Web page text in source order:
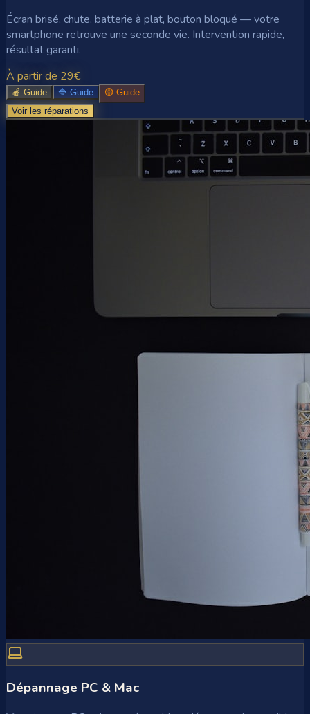
Écran brisé, chute, batterie à plat, bouton bloqué — votre
smartphone retrouve une seconde vie. Intervention rapide,
résultat garanti.
À partir de 29€
🍎 Guide 🔷 Guide
🟡 Guide
Voir les réparations
Dépannage PC & Mac